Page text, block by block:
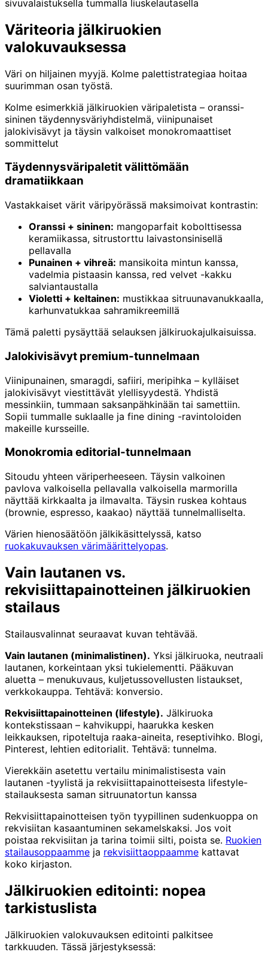
sivuvalaistuksella tummalla liuskelautasella
Väriteoria jälkiruokien
valokuvauksessa
Väri on hiljainen myyjä. Kolme palettistrategiaa hoitaa
suurimman osan työstä.
Kolme esimerkkiä jälkiruokien väripaletista – oranssi-
sininen täydennysväriyhdistelmä, viinipunaiset
jalokivisävyt ja täysin valkoiset monokromaattiset
sommittelut
Täydennysväripaletit välittömään
dramatiikkaan
Vastakkaiset värit väripyörässä maksimoivat kontrastin:
Oranssi + sininen: mangoparfait kobolttisessa
keramiikassa, sitrustorttu laivastonsinisellä
pellavalla
Punainen + vihreä: mansikoita mintun kanssa,
vadelmia pistaasin kanssa, red velvet -kakku
salviantaustalla
Violetti + keltainen: mustikkaa sitruunavanukkaalla,
karhunvatukkaa sahramikreemillä
Tämä paletti pysäyttää selauksen jälkiruokajulkaisuissa.
Jalokivisävyt premium-tunnelmaan
Viinipunainen, smaragdi, safiiri, meripihka – kylläiset
jalokivisävyt viestittävät ylellisyydestä. Yhdistä
messinkiin, tummaan saksanpähkinään tai samettiin.
Sopii tummalle suklaalle ja fine dining -ravintoloiden
makeille kursseille.
Monokromia editorial-tunnelmaan
Sitoudu yhteen väriperheeseen. Täysin valkoinen
pavlova valkoisella pellavalla valkoisella marmorilla
näyttää kirkkaalta ja ilmavalta. Täysin ruskea kohtaus
(brownie, espresso, kaakao) näyttää tunnelmalliselta.
Värien hienosäätöön jälkikäsittelyssä, katso
ruokakuvauksen värimäärittelyopas.
Vain lautanen vs.
rekvisiittapainotteinen jälkiruokien
stailaus
Stailausvalinnat seuraavat kuvan tehtävää.
Vain lautanen (minimalistinen). Yksi jälkiruoka, neutraali
lautanen, korkeintaan yksi tukielementti. Pääkuvan
aluetta – menukuvaus, kuljetussovellusten listaukset,
verkkokauppa. Tehtävä: konversio.
Rekvisiittapainotteinen (lifestyle). Jälkiruoka
kontekstissaan – kahvikuppi, haarukka kesken
leikkauksen, ripoteltuja raaka-aineita, reseptivihko. Blogi,
Pinterest, lehtien editorialit. Tehtävä: tunnelma.
Vierekkäin asetettu vertailu minimalistisesta vain
lautanen -tyylistä ja rekvisiittapainotteisesta lifestyle-
stailauksesta saman sitruunatortun kanssa
Rekvisiittapainotteisen työn tyypillinen sudenkuoppa on
rekvisiitan kasaantuminen sekamelskaksi. Jos voit
poistaa rekvisiitan ja tarina toimii silti, poista se. Ruokien
stailausoppaamme ja rekvisiittaoppaamme kattavat
koko kirjaston.
Jälkiruokien editointi: nopea
tarkistuslista
Jälkiruokien valokuvauksen editointi palkitsee
tarkkuuden. Tässä järjestyksessä: